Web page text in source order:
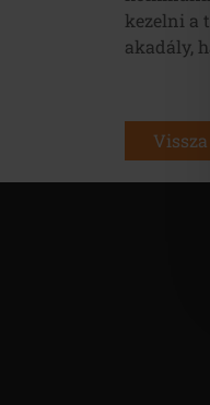
kezelni a
akadály,
Vissza